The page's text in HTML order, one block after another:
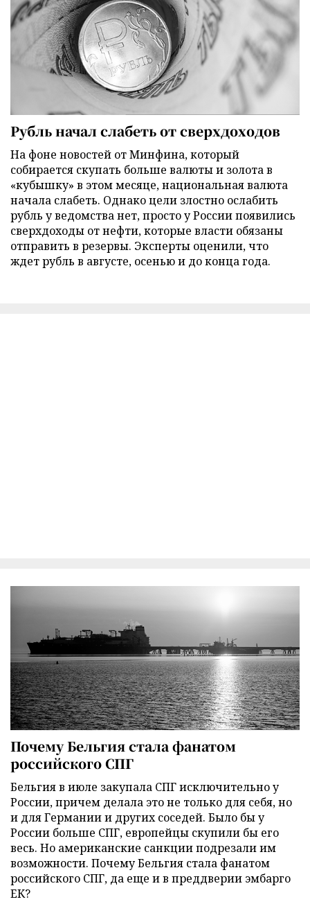
Рубль начал слабеть от сверхдоходов
На фоне новостей от Минфина, который
собирается скупать больше валюты и золота в
«кубышку» в этом месяце, национальная валюта
начала слабеть. Однако цели злостно ослабить
рубль у ведомства нет, просто у России появились
сверхдоходы от нефти, которые власти обязаны
отправить в резервы. Эксперты оценили, что
ждет рубль в августе, осенью и до конца года.
Почему Бельгия стала фанатом
российского СПГ
Бельгия в июле закупала СПГ исключительно у
России, причем делала это не только для себя, но
и для Германии и других соседей. Было бы у
России больше СПГ, европейцы скупили бы его
весь. Но американские санкции подрезали им
возможности. Почему Бельгия стала фанатом
российского СПГ, да еще и в преддверии эмбарго
ЕК?